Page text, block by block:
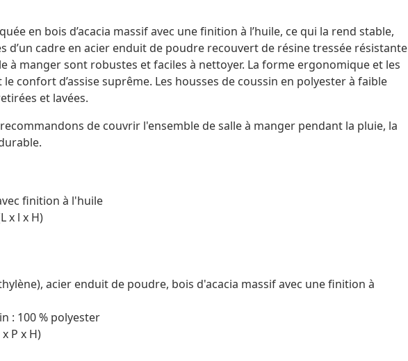
en bois d’acacia massif avec une finition à l’huile, ce qui la rend stable,
d’un cadre en acier enduit de poudre recouvert de résine tressée résistante
à manger sont robustes et faciles à nettoyer. La forme ergonomique et les
confort d’assise suprême. Les housses de coussin en polyester à faible
et lavées.
de couvrir l'ensemble de salle à manger pendant la pluie, la
finition à l'huile
x l x H)
acier enduit de poudre, bois d'acacia massif avec une finition à
: 100 % polyester
P x H)